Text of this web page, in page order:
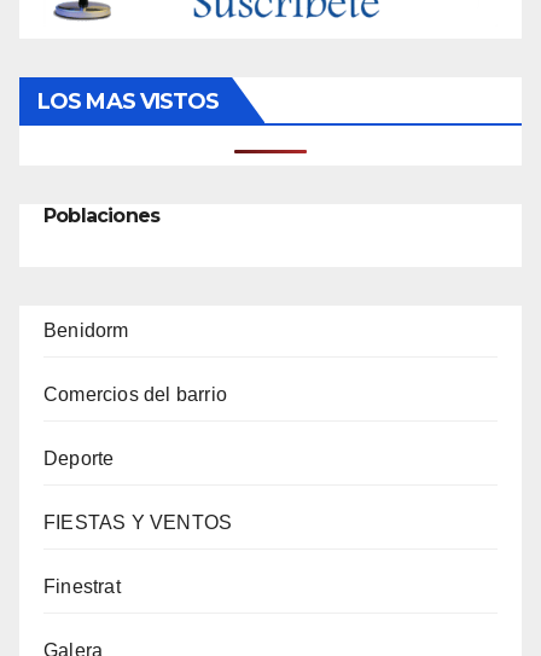
LOS MAS VISTOS
Poblaciones
Benidorm
Comercios del barrio
Deporte
FIESTAS Y VENTOS
Finestrat
Galera